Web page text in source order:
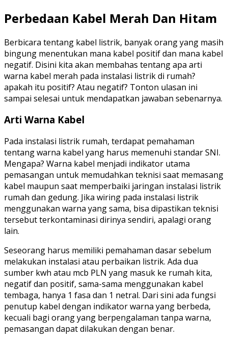
Perbedaan Kabel Merah Dan Hitam
Berbicara tentang kabel listrik, banyak orang yang masih
bingung menentukan mana kabel positif dan mana kabel
negatif. Disini kita akan membahas tentang apa arti
warna kabel merah pada instalasi listrik di rumah?
apakah itu positif? Atau negatif? Tonton ulasan ini
sampai selesai untuk mendapatkan jawaban sebenarnya.
Arti Warna Kabel
Pada instalasi listrik rumah, terdapat pemahaman
tentang warna kabel yang harus memenuhi standar SNI.
Mengapa? Warna kabel menjadi indikator utama
pemasangan untuk memudahkan teknisi saat memasang
kabel maupun saat memperbaiki jaringan instalasi listrik
rumah dan gedung. Jika wiring pada instalasi listrik
menggunakan warna yang sama, bisa dipastikan teknisi
tersebut terkontaminasi dirinya sendiri, apalagi orang
lain.
Seseorang harus memiliki pemahaman dasar sebelum
melakukan instalasi atau perbaikan listrik. Ada dua
sumber kwh atau mcb PLN yang masuk ke rumah kita,
negatif dan positif, sama-sama menggunakan kabel
tembaga, hanya 1 fasa dan 1 netral. Dari sini ada fungsi
penutup kabel dengan indikator warna yang berbeda,
kecuali bagi orang yang berpengalaman tanpa warna,
pemasangan dapat dilakukan dengan benar.